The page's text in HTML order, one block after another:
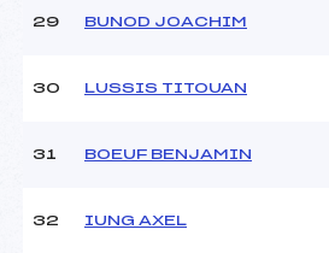
29 BUNOD JOACHIM
30 LUSSIS TITOUAN
31 BOEUF BENJAMIN
32 IUNG AXEL